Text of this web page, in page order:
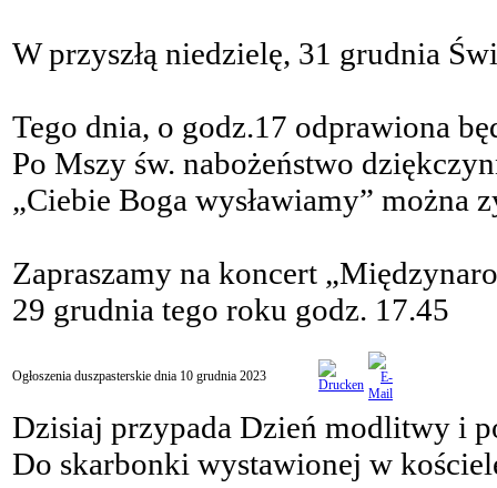
W przyszłą niedzielę, 31 grudnia
Tego dnia, o godz.17 odprawiona
Po Mszy św. nabożeństwo
„Ciebie Boga wysławiamy” można
Zapraszamy na koncert
29 grudnia tego roku godz. 17.45
Ogłoszenia duszpasterskie dnia 10 grudnia 2023
Dzisiaj przypada Dzień modlitwy i
Do skarbonki wystawionej w